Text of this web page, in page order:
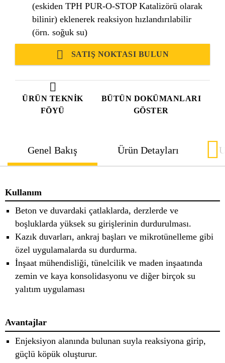
ÜRÜN TEKNIK
FÖYÜ
BÜTÜN DOKÜMANLARI
GÖSTER
(eskiden TPH PUR-O-STOP Katalizörü olarak
bilinir) eklenerek reaksiyon hızlandırılabilir
(örn. soğuk su)
SATIŞ NOKTASI BULUN
Genel Bakış Ürün Detayları
Kullanım
Beton ve duvardaki çatlaklarda, derzlerde ve
boşluklarda yüksek su girişlerinin durdurulması.
Kazık duvarları, ankraj başları ve mikrotünelleme gibi
özel uygulamalarda su durdurma.
İnşaat mühendisliği, tünelcilik ve maden inşaatında
zemin ve kaya konsolidasyonu ve diğer birçok su
yalıtım uygulaması
Avantajlar
Enjeksiyon alanında bulunan suyla reaksiyona girip,
güçlü köpük oluşturur.